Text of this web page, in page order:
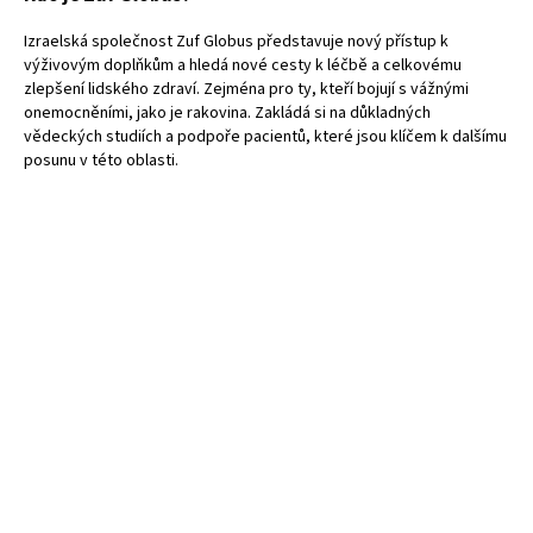
Izraelská společnost Zuf Globus představuje nový přístup k
výživovým doplňkům a hledá nové cesty k léčbě a celkovému
zlepšení lidského zdraví. Zejména pro ty, kteří bojují s vážnými
onemocněními, jako je rakovina. Zakládá si na důkladných
vědeckých studiích a podpoře pacientů, které jsou klíčem k dalšímu
posunu v této oblasti.